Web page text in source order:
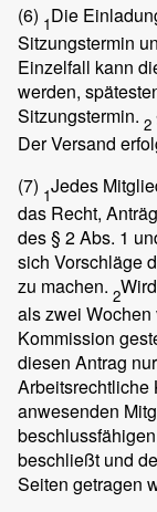
(6) 1Die
Sitzungstermin
Einzelfall kann
werden,
Sitzungstermin. 2
Der Versand
(7) 1Jedes
das Recht,
des § 2 Abs. 1
sich Vorschläge
zu machen. 2
als zwei
Kommission
diesen Antrag
Arbeitsrechtliche
anwesenden
beschließt und
Seiten getragen